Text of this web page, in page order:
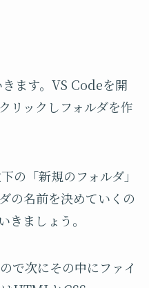
ます。VS Codeを開
ックしフォルダを作
の「新規のフォルダ」
の名前を決めていくの
ましょう。
で次にその中にファイ